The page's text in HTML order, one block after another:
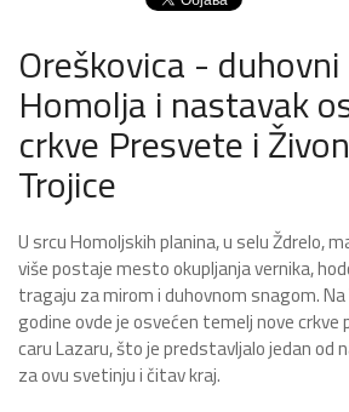
Oreškovica -
Homolja i nastavak
crkve Presvete i
Trojice
U srcu Homoljskih planina, u selu Ždrelo,
više postaje mesto okupljanja vernika,
tragaju za mirom i duhovnom snagom. Na
godine ovde je osvećen temelj nove
caru Lazaru, što je predstavljalo jedan od
za ovu svetinju i čitav kraj.